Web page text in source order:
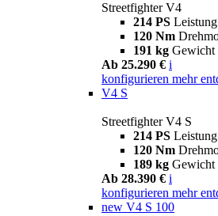
Streetfighter V4
214 PS Leistung
120 Nm
191 kg Gewicht
Ab 25.290 € i
konfigurieren mehr
V4 S
Streetfighter V4 S
214 PS Leistung
120 Nm
189 kg Gewicht
Ab 28.390 € i
konfigurieren mehr
new V4 S 100